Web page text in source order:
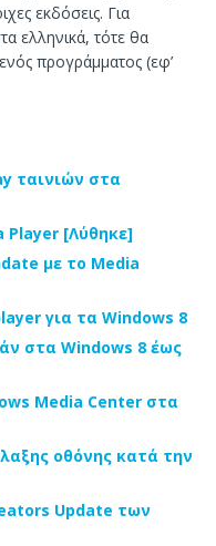
εκδόσεις. Για
ελληνικά, τότε θα
προγράμματος (εφ’
ταινιών στα
Player [Λύθηκε]
με το Media
για τα Windows 8
στα Windows 8 έως
Media Center στα
οθόνης κατά την
Update των